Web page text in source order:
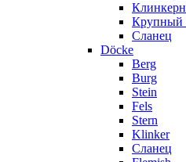
Крупный
Сланец
Döcke
Berg
Burg
Stein
Fels
Stern
Klinker
Сланец